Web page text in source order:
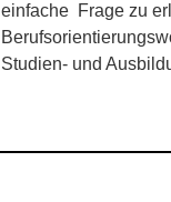
einfache Frage zu
Studien- und